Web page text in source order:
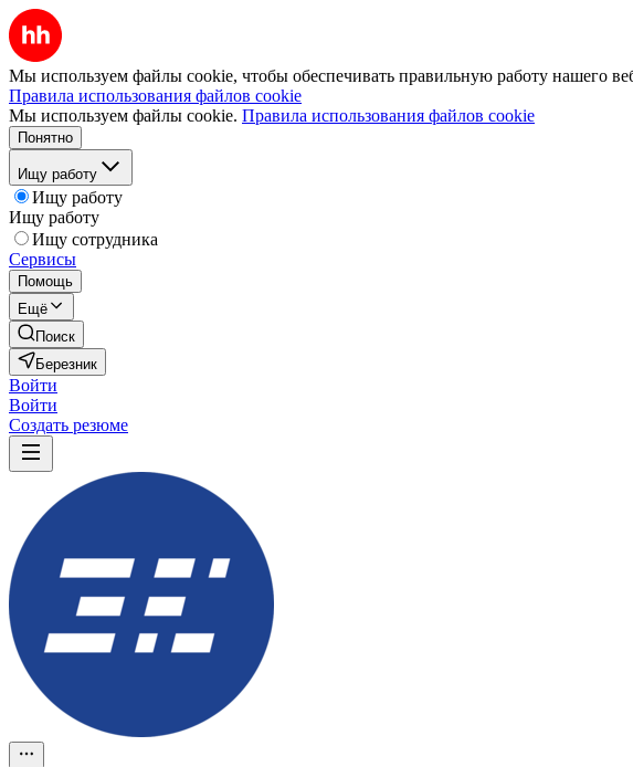
Мы используем файлы cookie, чтобы обеспечивать правильную работу нашего
Правила использования файлов cookie
Мы используем файлы cookie. Правила использования файлов cookie
Понятно
Ищу работу
Ищу работу
Ищу работу
Ищу сотрудника
Сервисы
Помощь
Ещё
Поиск
Березник
Войти
Войти
Создать резюме